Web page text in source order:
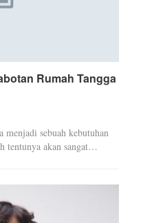
Rumah Tangga
menjadi sebuah kebutuhan
tentunya akan sangat…